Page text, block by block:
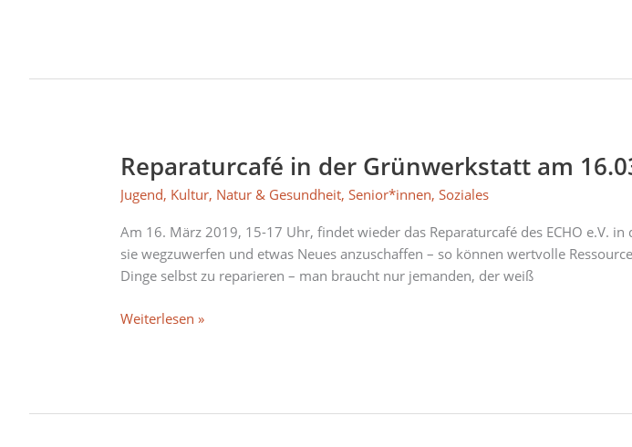
Reparaturcafé in der Grünwerkstatt am
Jugend, Kultur, Natur & Gesundheit,Senior*innen,Soziales
Am 16. März 2019, 15-17 Uhr, findet wieder das Reparaturcafé des ECHO e.V.
sie wegzuwerfen und etwas Neues anzuschaffen – so können wertvolle
Dinge selbst zu reparieren – man braucht nur jemanden, der weiß
Reparaturcafé
der
Grünwerkstatt
am
16.03.
Weiterlesen »